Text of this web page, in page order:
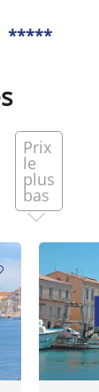
*****
Prix
le
plus
bas